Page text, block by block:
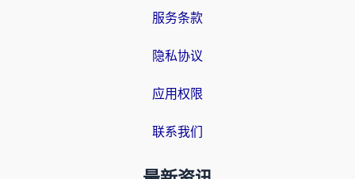
服务条款
隐私协议
应用权限
联系我们